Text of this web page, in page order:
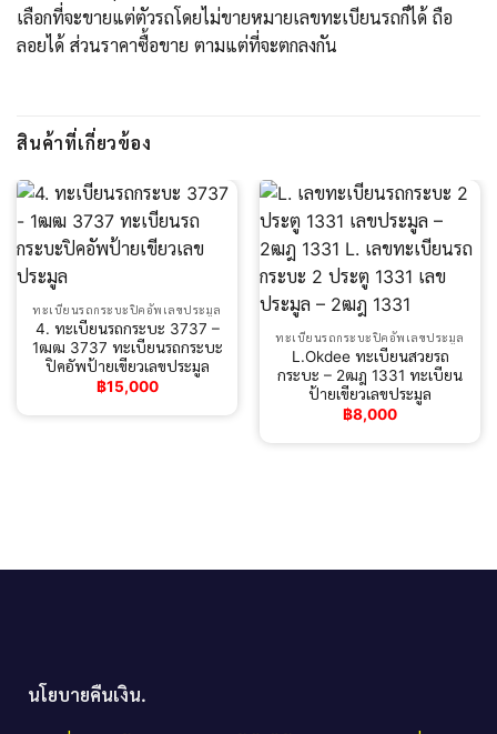
เลือกที่จะขายแต่ตัวรถโดยไม่ขายหมายเลขทะเบียนรถก็ได้ ถือ
ลอยได้ ส่วนราคาซื้อขาย ตามแต่ที่จะตกลงกัน
สินค้าที่เกี่ยวข้อง
ทะเบียนรถกระบะปิคอัพเลขประมูล
4. ทะเบียนรถกระบะ 3737 –
1ฒฒ 3737 ทะเบียนรถกระบะ
ปิคอัพป้ายเขียวเลขประมูล
฿15,000
ทะเบียนรถกระบะปิคอัพเลขประมูล
L.Okdee ทะเบียนสวยรถ
กระบะ – 2ฒฎ 1331 ทะเบียน
ป้ายเขียวเลขประมูล
฿8,000
นโยบายคืนเงิน.